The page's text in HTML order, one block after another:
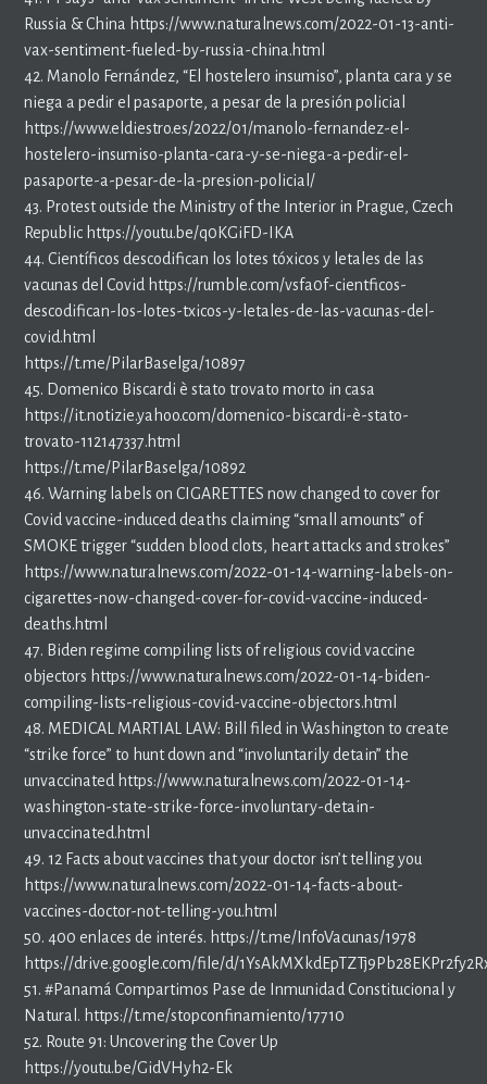
Russia & China https://www.naturalnews.com/2022-01-13-anti-
vax-sentiment-fueled-by-russia-china.html
42. Manolo Fernández, “El hostelero insumiso”, planta cara y se
niega a pedir el pasaporte, a pesar de la presión policial
https://www.eldiestro.es/2022/01/manolo-fernandez-el-
hostelero-insumiso-planta-cara-y-se-niega-a-pedir-el-
pasaporte-a-pesar-de-la-presion-policial/
43. Protest outside the Ministry of the Interior in Prague, Czech
Republic https://youtu.be/q0KGiFD-IKA
44. Científicos descodifican los lotes tóxicos y letales de las
vacunas del Covid https://rumble.com/vsfa0f-cientficos-
descodifican-los-lotes-txicos-y-letales-de-las-vacunas-del-
covid.html
https://t.me/PilarBaselga/10897
45. Domenico Biscardi è stato trovato morto in casa
https://it.notizie.yahoo.com/domenico-biscardi-è-stato-
trovato-112147337.html
https://t.me/PilarBaselga/10892
46. Warning labels on CIGARETTES now changed to cover for
Covid vaccine-induced deaths claiming “small amounts” of
SMOKE trigger “sudden blood clots, heart attacks and strokes”
https://www.naturalnews.com/2022-01-14-warning-labels-on-
cigarettes-now-changed-cover-for-covid-vaccine-induced-
deaths.html
47. Biden regime compiling lists of religious covid vaccine
objectors https://www.naturalnews.com/2022-01-14-biden-
compiling-lists-religious-covid-vaccine-objectors.html
48. MEDICAL MARTIAL LAW: Bill filed in Washington to create
“strike force” to hunt down and “involuntarily detain” the
unvaccinated https://www.naturalnews.com/2022-01-14-
washington-state-strike-force-involuntary-detain-
unvaccinated.html
49. 12 Facts about vaccines that your doctor isn’t telling you
https://www.naturalnews.com/2022-01-14-facts-about-
vaccines-doctor-not-telling-you.html
50. 400 enlaces de interés. https://t.me/InfoVacunas/1978
https://drive.google.com/file/d/
51. #Panamá Compartimos Pase de Inmunidad Constitucional y
Natural. https://t.me/stopconfinamiento/17710
52. Route 91: Uncovering the Cover Up
https://youtu.be/GidVHyh2-Ek